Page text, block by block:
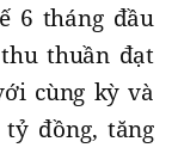
6 tháng đầu
thuần đạt
cùng kỳ và
đồng, tăng